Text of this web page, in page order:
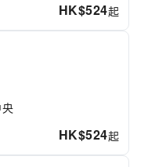
HK$524起
央
HK$524起